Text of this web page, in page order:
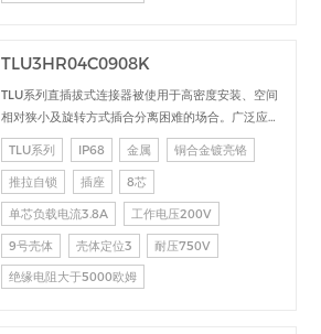
TLU3HR04C0908K
TLU系列直插拔式连接器被使用于高密度安装、空间
相对狭小及旋转方式插合分离困难的场合。广泛应用
于电台设备、加固计算机、医疗设备、测试检测设
备、音频视频设备、数据采集、工业控制等场合的交
直流、高速、射频、光纤等的信号连接传输。
TLU系列 IP68 金属 铜合金镀亮铬
推拉自锁 插座 8芯
单芯负载电流3.8A 工作电压200V
9号壳体 壳体定位3 耐压750V
绝缘电阻大于5000欧姆